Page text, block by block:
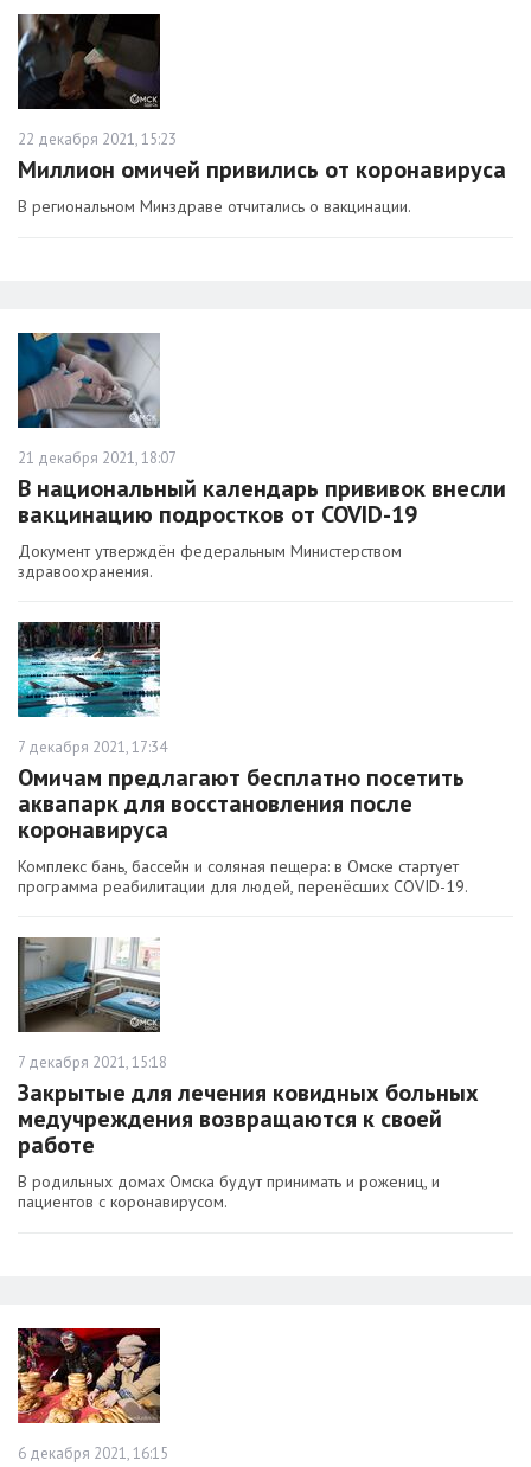
22 декабря 2021, 15:23
Миллион омичей привились от коронавируса
В региональном Минздраве отчитались о вакцинации.
21 декабря 2021, 18:07
В национальный календарь прививок внесли
вакцинацию подростков от COVID-19
Документ утверждён федеральным Министерством
здравоохранения.
7 декабря 2021, 17:34
Омичам предлагают бесплатно посетить
аквапарк для восстановления после
коронавируса
Комплекс бань, бассейн и соляная пещера: в Омске стартует
программа реабилитации для людей, перенёсших СOVID-19.
7 декабря 2021, 15:18
Закрытые для лечения ковидных больных
медучреждения возвращаются к своей
работе
В родильных домах Омска будут принимать и рожениц, и
пациентов с коронавирусом.
6 декабря 2021, 16:15